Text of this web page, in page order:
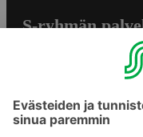
S-ryhmän
Yhteishyvä Ruoka -
S-ostoslista -sovellus